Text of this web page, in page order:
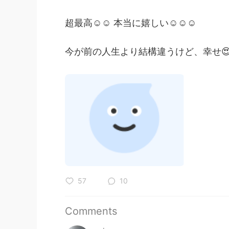
超最高☺☺ 本当に嬉しい☺☺☺
今が前の人生より結構違うけど、幸せ
57 10
Comments